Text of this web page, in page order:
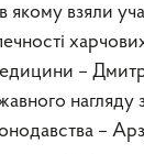
якому взяли
–
нагляду
–